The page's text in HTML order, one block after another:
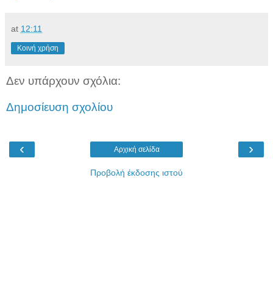
at 12:11
Κοινή χρήση
Δεν υπάρχουν σχόλια:
Δημοσίευση σχολίου
‹ ›
Αρχική σελίδα
Προβολή έκδοσης ιστού